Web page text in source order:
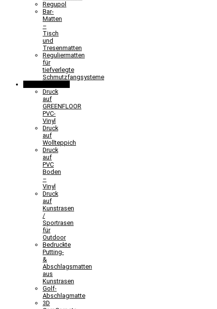
Regupol
Bar-
Matten
–
Tisch
und
Tresenmatten
Reguliermatten
für
tiefverlegte
Schmutzfangsysteme
Druck
auf
GREENFLOOR
PVC-
Vinyl
Druck
auf
Wollteppich
Druck
auf
PVC
Boden
–
Vinyl
Druck
auf
Kunstrasen
/
Sportrasen
für
Outdoor
Bedruckte
Putting-
&
Abschlagsmatten
aus
Kunstrasen
Golf-
Abschlagmatte​
3D